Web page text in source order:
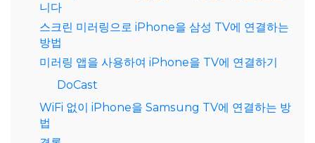
니다
스크린 미러링으로 iPhone을 삼성 TV에 연결하는
방법
미러링 앱을 사용하여 iPhone을 TV에 연결하기
DoCast
WiFi 없이 iPhone을 Samsung TV에 연결하는 방
법